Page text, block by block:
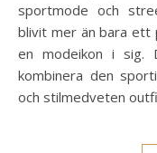
sportmode och
blivit mer än bara ett
en modeikon i
kombinera den
och stilmedveten